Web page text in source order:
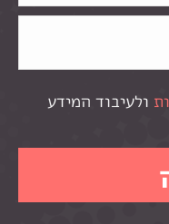
ולעיבוד המידע